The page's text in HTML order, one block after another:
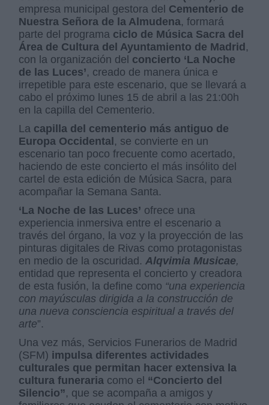
empresa municipal gestora del Cementerio de
Nuestra Señora de la Almudena, formará
parte del programa ciclo de Música Sacra del
Área de Cultura del Ayuntamiento de Madrid,
con la organización del concierto ‘La Noche
de las Luces’, creado de manera única e
irrepetible para este escenario, que se llevará a
cabo el próximo lunes 15 de abril a las 21:00h
en la capilla del Cementerio.
La capilla del cementerio más antiguo de
Europa Occidental, se convierte en un
escenario tan poco frecuente como acertado,
haciendo de este concierto el más insólito del
cartel de esta edición de Música Sacra, para
acompañar la Semana Santa.
‘La Noche de las Luces’ ofrece una
experiencia inmersiva entre el escenario a
través del órgano, la voz y la proyección de las
pinturas digitales de Rivas como protagonistas
en medio de la oscuridad.Alqvimia Musicae,
entidad que representa el concierto y creadora
de esta fusión, la define como “una experiencia
con mayúsculas dirigida a la construcción de
una nueva consciencia espiritual a través del
arte”.
Una vez más, Servicios Funerarios de Madrid
(SFM) impulsa diferentes actividades
culturales que permitan hacer extensiva la
cultura funeraria como el “Concierto del
Silencio”, que se acompaña a amigos y